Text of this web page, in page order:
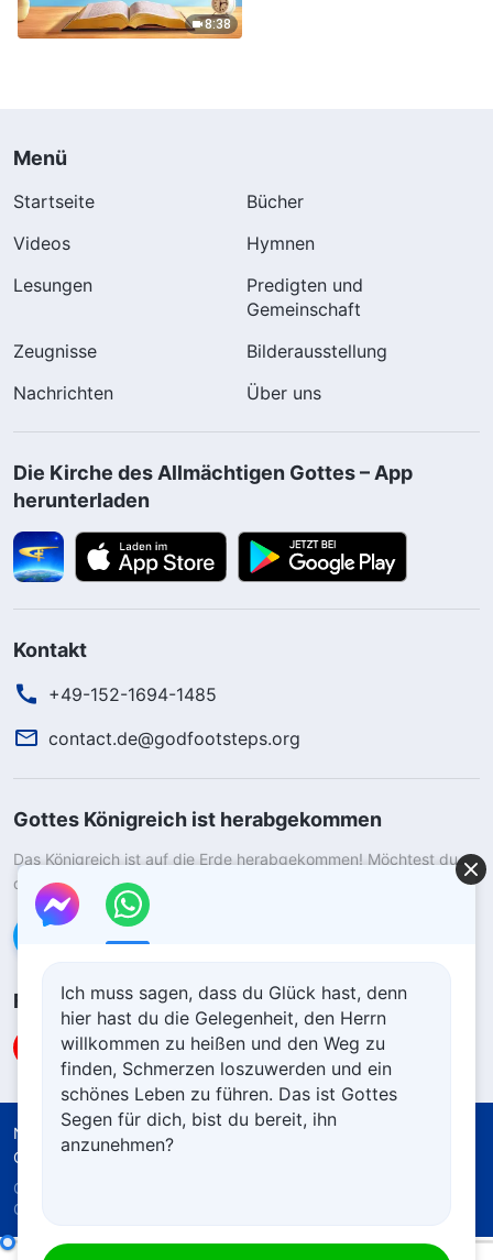
8:38
Menü
Startseite
Bücher
Videos
Hymnen
Lesungen
Predigten und
Gemeinschaft
Zeugnisse
Bilderausstellung
Nachrichten
Über uns
Die Kirche des Allmächtigen Gottes – App
herunterladen
Kontakt
+49-152-1694-1485
contact.de@godfootsteps.org
Gottes Königreich ist herabgekommen
Das Königreich ist auf die Erde herabgekommen! Möchtest du
das Königreich Gottes betreten?
Kontaktiere uns über WhatsApp
Folge uns
Nutzungsbedingungen
Datenschutzrichtlinie
Quellenangaben
Cookie-Richtlinie
Copyright © 2026
Gottes.
Ich muss sagen, dass du Glück hast, denn
hier hast du die Gelegenheit, den Herrn
willkommen zu heißen und den Weg zu
finden, Schmerzen loszuwerden und ein
schönes Leben zu führen. Das ist Gottes
Segen für dich, bist du bereit, ihn
anzunehmen?